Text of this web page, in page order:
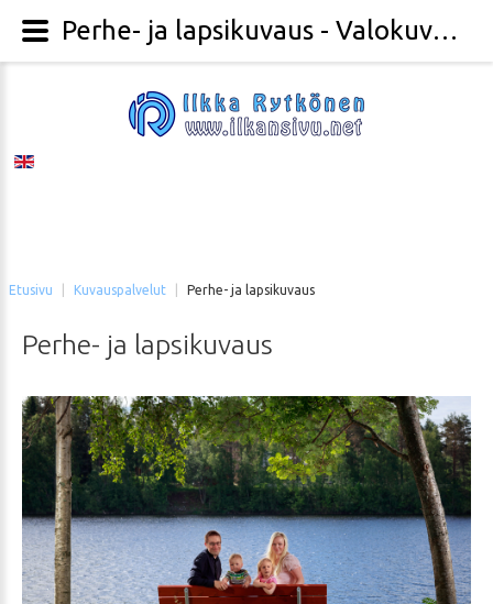
Etusivu Kuvauspalvelut Perhe- ja lapsikuvaus
Perhe- ja lapsikuvaus
Perhe- ja lapsikuvaus - Valokuvaaja Ilkka Rytkönen